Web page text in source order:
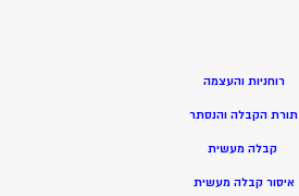
רוחניות והעצמה
תורת הקבלה והנסתר
קבלה מעשית
איסור קבלה מעשית